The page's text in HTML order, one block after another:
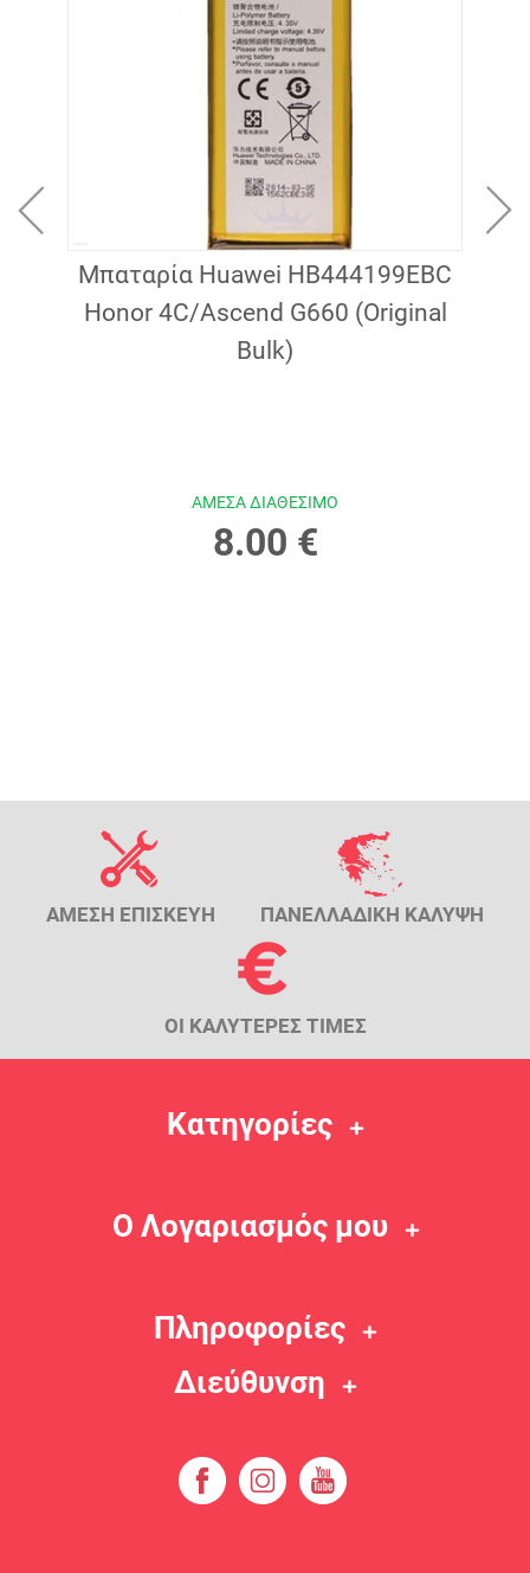
Μπαταρία Huawei HB444199EBC
Honor 4C/Ascend G660 (Original
Bulk)
ΑΜΕΣΑ ΔΙΑΘΕΣΙΜΟ
8.00 €
ΑΜΕΣΗ ΕΠΙΣΚΕΥΗ ΠΑΝΕΛΛΑΔΙΚΗ ΚΑΛΥΨΗ
ΟΙ ΚΑΛΥΤΕΡΕΣ ΤΙΜΕΣ
Κατηγορίες
Ο Λογαριασμός μου
Πληροφορίες
Διεύθυνση